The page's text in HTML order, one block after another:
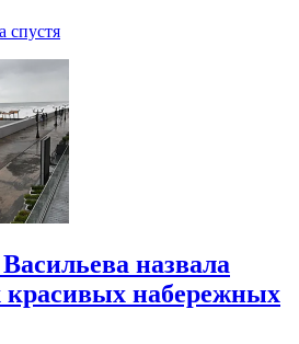
спустя
назвала
набережных